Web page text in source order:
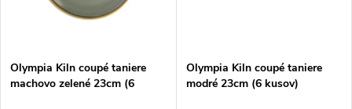
Olympia Kiln coupé taniere
machovo zelené 23cm (6
Olympia Kiln coupé taniere
modré 23cm (6 kusov)